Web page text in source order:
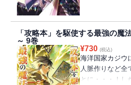
「攻略本」を駆使する最強の魔
～ 9巻
¥730 (税込)
海洋国家カジウ
人脈作りなど全
とに・・・！